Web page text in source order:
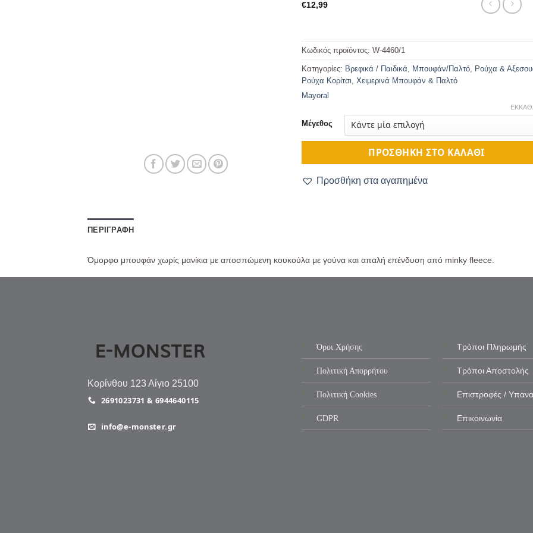
€12,99
Κωδικός προϊόντος: W-4460/1
Κατηγορίες: Βρεφικά / Παιδικά, Μπουφάν/Παλτό, Ρούχα &
Ρούχα Κορίτσι, Χειμερινά Μπουφάν & Παλτό
Mayoral
Μέγεθος
ΠΡΟΣΘΉΚΗ ΣΤΟ ΚΑΛΆΘΙ
Προσθήκη στα αγαπημένα
ΠΕΡΙΓΡΑΦΉ
Όμορφο μπουφάν χωρίς μανίκια με αποσπώμενη κουκούλα με γούνα και απαλή επένδυση από minky fleece.
Κορίνθου 123 Αίγιο 25100
2691023731 & 6944640115
info@e-monster.gr
Όροι Χρήσης
Πολιτική Απορρήτου
Πολιτική Cookies
GDPR
Τρόποι Πληρωμής
Τρόποι Αποστολής
Επιστροφές /
Επικοινωνία